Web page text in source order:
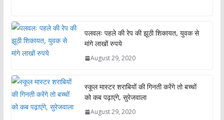
at
s
A
p
e
b
k
er e
dI
n
l e
पलवलः पहले की रेप की झूठी शिकायत, युवक से
मांगे लाखों रुपये
August 29, 2020
स्कूल मास्टर शराबियों की गिनती करेंगे तो बच्चों
को कब पढ़ाएंगे, सुरेजवाला
August 29, 2020